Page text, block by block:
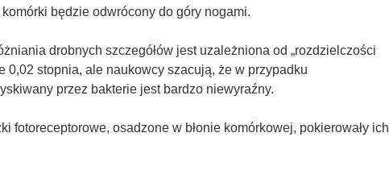
będzie odwrócony do góry nogami.
drobnych szczegółów jest uzależniona od „rozdzielczości
0,02 stopnia, ale naukowcy szacują, że w przypadku
przez bakterie jest bardzo niewyraźny.
fotoreceptorowe, osadzone w błonie komórkowej, pokierowały ich